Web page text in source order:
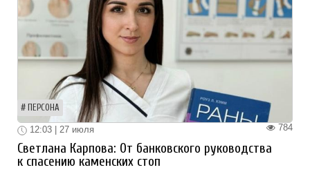
ПЕРСОНА
784
12:03 | 27 июля
Светлана Карпова: От банковского руководства
к спасению каменских стоп